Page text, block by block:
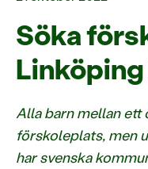
Söka
Alla barn mellan ett
förskoleplats, men
har svenska